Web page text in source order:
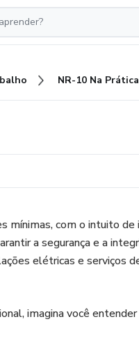
NR-10 Na Prática
mínimas, com o intuito
a segurança e a
elétricas e serviços
imagina você